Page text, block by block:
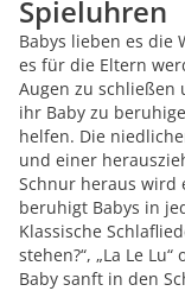
Spieluhren
Babys lieben es die
es für die Eltern
Augen zu schließen
ihr Baby zu
helfen. Die
und einer
Schnur heraus wird
beruhigt Babys in
Klassische
stehen?“, „La Le
Baby sanft in den